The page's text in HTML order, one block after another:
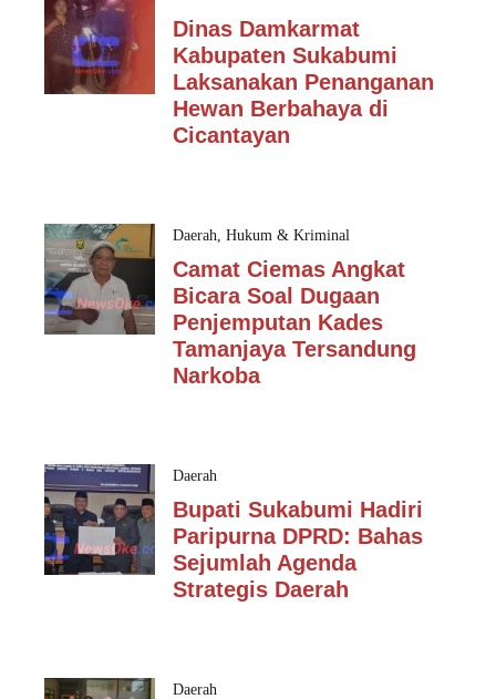
Dinas Damkarmat
Kabupaten Sukabumi
Laksanakan Penanganan
Hewan Berbahaya di
Cicantayan
Daerah, Hukum & Kriminal
Camat Ciemas Angkat
Bicara Soal Dugaan
Penjemputan Kades
Tamanjaya Tersandung
Narkoba
Daerah
Bupati Sukabumi Hadiri
Paripurna DPRD: Bahas
Sejumlah Agenda
Strategis Daerah
Daerah